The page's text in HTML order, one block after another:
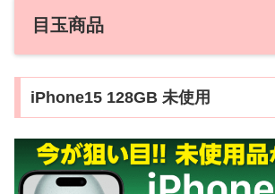
目玉商品
iPhone15 128GB 未使用